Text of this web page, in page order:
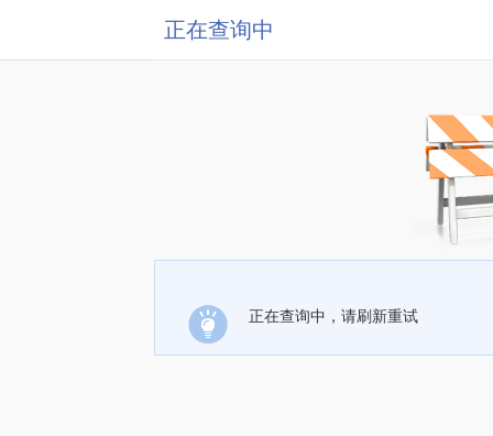
正在查询中
正在查询中，请刷新重试